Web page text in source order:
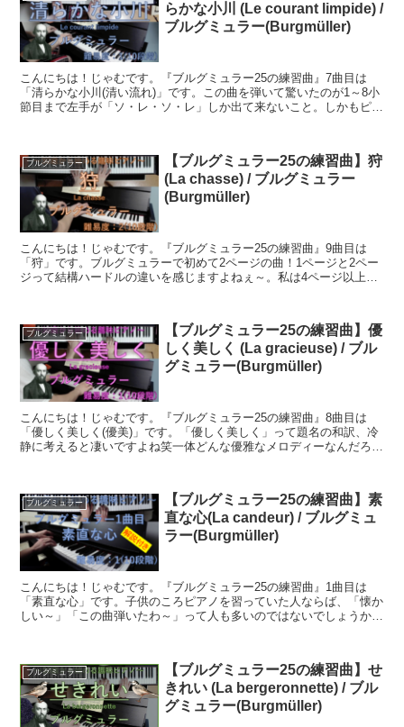
らかな小川 (Le courant limpide) /
ブルグミュラー(Burgmüller)
こんにちは！じゃむです。『ブルグミュラー25の練習曲』7曲目は
「清らかな小川(清い流れ)」です。この曲を弾いて驚いたのが1～8小
節目まで左手が「ソ・レ・ソ・レ」しか出て来ないこと。しかもピア
ブルグミュラー
【ブルグミュラー25の練習曲】狩
(La chasse) / ブルグミュラー
(Burgmüller)
こんにちは！じゃむです。『ブルグミュラー25の練習曲』9曲目は
「狩」です。ブルグミュラーで初めて2ページの曲！1ページと2ペー
ジって結構ハードルの違いを感じますよねぇ～。私は4ページ以上に
ブルグミュラー
【ブルグミュラー25の練習曲】優
しく美しく (La gracieuse) / ブル
グミュラー(Burgmüller)
こんにちは！じゃむです。『ブルグミュラー25の練習曲』8曲目は
「優しく美しく(優美)」です。「優しく美しく」って題名の和訳、冷
静に考えると凄いですよね笑一体どんな優雅なメロディーなんだろ
ブルグミュラー
【ブルグミュラー25の練習曲】素
直な心(La candeur) / ブルグミュ
ラー(Burgmüller)
こんにちは！じゃむです。『ブルグミュラー25の練習曲』1曲目は
「素直な心」です。子供のころピアノを習っていた人ならば、「懐か
しい～」「この曲弾いたわ～」って人も多いのではないでしょうか？
ブルグミュラー
【ブルグミュラー25の練習曲】せ
きれい (La bergeronnette) / ブル
グミュラー(Burgmüller)